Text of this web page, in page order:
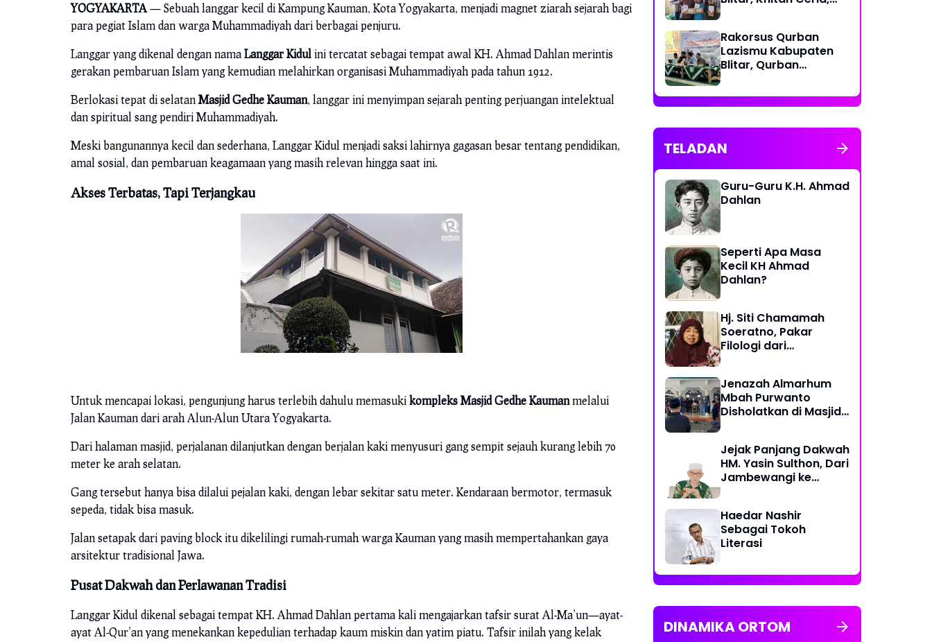
YOGYAKARTA — Sebuah langgar kecil di Kampung Kauman, Kota Yogyakarta, menjadi magnet ziarah sejarah bagi
para pegiat Islam dan warga Muhammadiyah dari berbagai penjuru.
Langgar yang dikenal dengan nama Langgar Kidul ini tercatat sebagai tempat awal KH. Ahmad Dahlan merintis
gerakan pembaruan Islam yang kemudian melahirkan organisasi Muhammadiyah pada tahun 1912.
Berlokasi tepat di selatan Masjid Gedhe Kauman, langgar ini menyimpan sejarah penting perjuangan intelektual
dan spiritual sang pendiri Muhammadiyah.
Meski bangunannya kecil dan sederhana, Langgar Kidul menjadi saksi lahirnya gagasan besar tentang pendidikan,
amal sosial, dan pembaruan keagamaan yang masih relevan hingga saat ini.
Akses Terbatas, Tapi Terjangkau
Untuk mencapai lokasi, pengunjung harus terlebih dahulu memasuki kompleks Masjid Gedhe Kaumanmelalui
Jalan Kauman dari arah Alun-Alun Utara Yogyakarta.
Dari halaman masjid, perjalanan dilanjutkan dengan berjalan kaki menyusuri gang sempit sejauh kurang lebih 70
meter ke arah selatan.
Gang tersebut hanya bisa dilalui pejalan kaki, dengan lebar sekitar satu meter. Kendaraan bermotor, termasuk
sepeda, tidak bisa masuk.
Jalan setapak dari paving block itu dikelilingi rumah-rumah warga Kauman yang masih mempertahankan gaya
arsitektur tradisional Jawa.
Pusat Dakwah dan Perlawanan Tradisi
Langgar Kidul dikenal sebagai tempat KH. Ahmad Dahlan pertama kali mengajarkan tafsir surat Al-Ma’un—ayat-
ayat Al-Qur’an yang menekankan kepedulian terhadap kaum miskin dan yatim piatu. Tafsir inilah yang kelak
‎Rakorsus Qurban
Lazismu Kabupaten
Blitar, Qurban
Bahagiakan sesama
TELADAN
Guru-Guru K.H. Ahmad
Dahlan
Seperti Apa Masa
Kecil KH Ahmad
Dahlan?
Hj. Siti Chamamah
Soeratno, Pakar
Filologi dari
Jenazah Almarhum
Mbah Purwanto
Disholatkan di Masjid
Jejak Panjang Dakwah
HM. Yasin Sulthon, Dari
Jambewangi ke
Muhammadiyah
Hingga Akhir Hayat
Haedar Nashir
Sebagai Tokoh
Literasi
DINAMIKA ORTOM